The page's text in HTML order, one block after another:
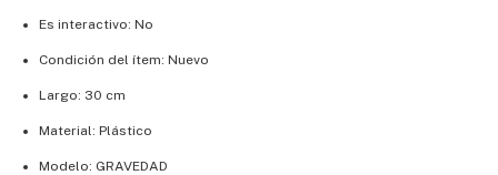
Es interactivo: No
Condición del ítem: Nuevo
Largo: 30 cm
Material: Plástico
Modelo: GRAVEDAD